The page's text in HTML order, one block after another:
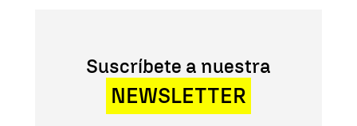
Suscríbete a nuestra
NEWSLETTER